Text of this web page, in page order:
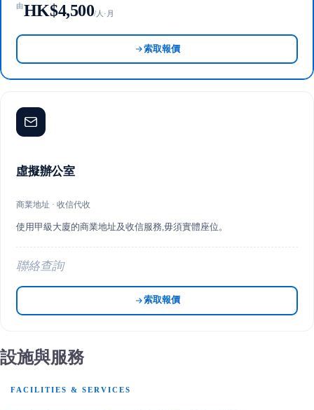
由HK$4,500/人·月
索取報價
虛擬辦公室
商業地址 · 收信代收
使用甲級大廈的商業地址及收信服務,毋須實體座位。
聯絡查詢
索取報價
設施與服務
FACILITIES & SERVICES